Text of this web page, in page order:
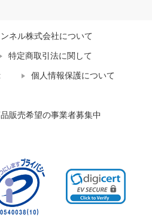
ネル株式会社について
特定商取引法に関して
個人情報保護について
販売希望の事業者募集中